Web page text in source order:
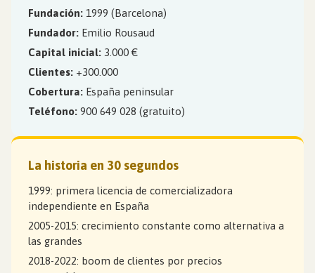
Fundación: 1999 (Barcelona)
Fundador: Emilio Rousaud
Capital inicial: 3.000 €
Clientes: +300.000
Cobertura: España peninsular
Teléfono: 900 649 028 (gratuito)
La historia en 30 segundos
1999: primera licencia de comercializadora
independiente en España
2005-2015: crecimiento constante como alternativa a
las grandes
2018-2022: boom de clientes por precios